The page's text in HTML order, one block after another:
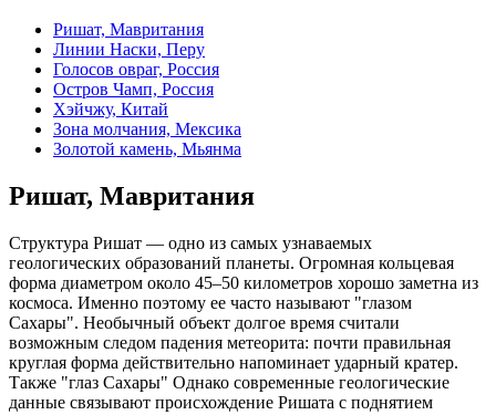
Ришат, Мавритания
Линии Наски, Перу
Голосов овраг, Россия
Остров Чамп, Россия
Хэйчжу, Китай
Зона молчания, Мексика
Золотой камень, Мьянма
Ришат, Мавритания
Структура Ришат — одно из самых узнаваемых
геологических образований планеты. Огромная кольцевая
форма диаметром около 45–50 километров хорошо заметна из
космоса. Именно поэтому ее часто называют "глазом
Сахары". Необычный объект долгое время считали
возможным следом падения метеорита: почти правильная
круглая форма действительно напоминает ударный кратер.
Также "глаз Сахары" Однако современные геологические
данные связывают происхождение Ришата с поднятием